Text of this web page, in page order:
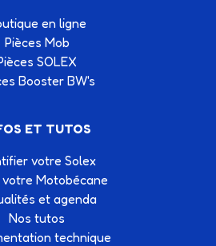
en ligne
Pièces Mob
SOLEX
Booster BW's
ET TUTOS
votre Solex
Motobécane
et agenda
Nos tutos
technique